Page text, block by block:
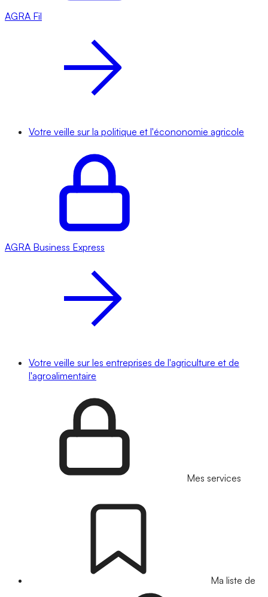
AGRA Fil
Votre veille sur la politique et l'écononomie agricole
AGRA Business Express
Votre veille sur les entreprises de l'agriculture et de
l'agroalimentaire
Mes services
Ma liste de